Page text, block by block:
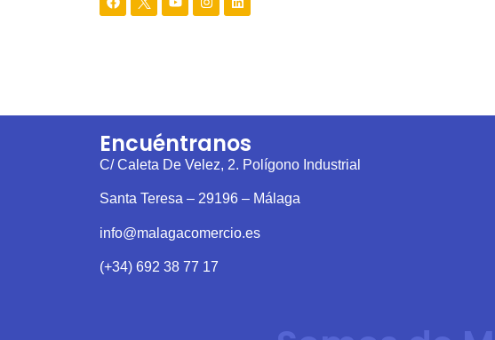
Encuéntranos
C/ Caleta De Velez, 2. Polígono Industrial
Santa Teresa – 29196 – Málaga
info@malagacomercio.es
(+34) 692 38 77 17